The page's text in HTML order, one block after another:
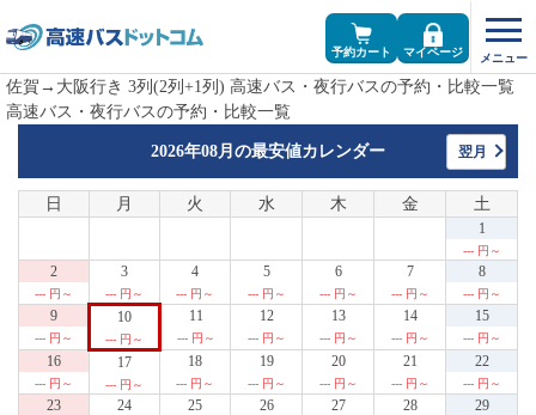
予約カート マイページ
佐賀→大阪行き 3列(2列+1列) 高速バス・夜行バスの予約・比較一覧
高速バス・夜行バスの予約・比較一覧
2026年08月の最安値カレンダー 翌月
日 月 火 水 木 金 土
1
--- 円～
2
--- 円～
3
--- 円～
4
--- 円～
5
--- 円～
6
--- 円～
7
--- 円～
8
--- 円～
9
--- 円～
10
--- 円～
11
--- 円～
12
--- 円～
13
--- 円～
14
--- 円～
15
--- 円～
16
--- 円～
17
--- 円～
18
--- 円～
19
--- 円～
20
--- 円～
21
--- 円～
22
--- 円～
23 24 25 26 27 28 29